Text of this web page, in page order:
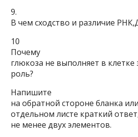
9.
В чем сходство и различие
10
Почему
глюкоза не выполняет в
роль?
Напишите
на обратной стороне бланка
отдельном листе краткий
не менее двух элементов.